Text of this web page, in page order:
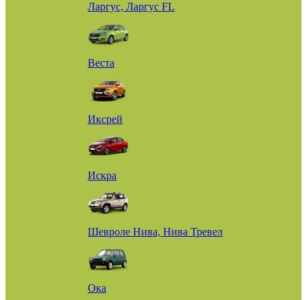
Ларгус, Ларгус FL
Веста
Иксрей
Искра
Шевроле Нива, Нива Тревел
Ока